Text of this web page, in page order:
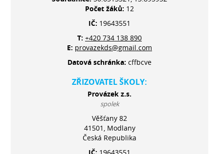
Počet žáků: 12
IČ: 19643551
T: +420 734 138 890
E: provazekds@gmail.com
Datová schránka: cffbcve
ZŘIZOVATEL ŠKOLY:
Provázek z.s.
spolek
Věšťany 82
41501, Modlany
Česká Republika